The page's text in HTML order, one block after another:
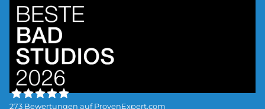
273 Bewertungen auf ProvenExpert.com